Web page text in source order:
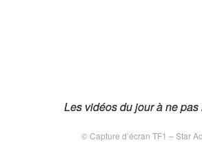
Les vidéos du jour à ne
Les vidéos du jour à ne
© Capture d’écran TF1 – Star